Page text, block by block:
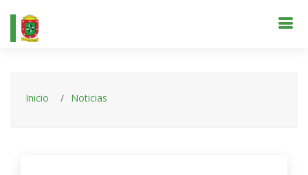
Inicio Noticias